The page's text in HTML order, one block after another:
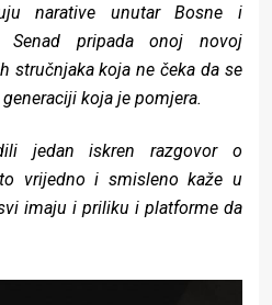
narative unutar Bosne i
Senad pripada onoj novoj
stručnjaka koja ne čeka da se
koja je pomjera.
jedan iskren razgovor o
vrijedno i smisleno kaže u
imaju i priliku i platforme da